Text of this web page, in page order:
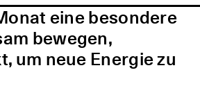
eine besondere
bewegen,
um neue Energie zu